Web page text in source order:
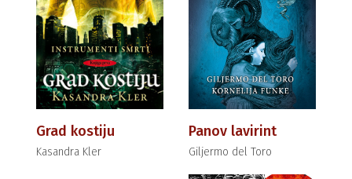
Grad kostiju
Kasandra Kler
Panov lavirint
Giljermo del Toro